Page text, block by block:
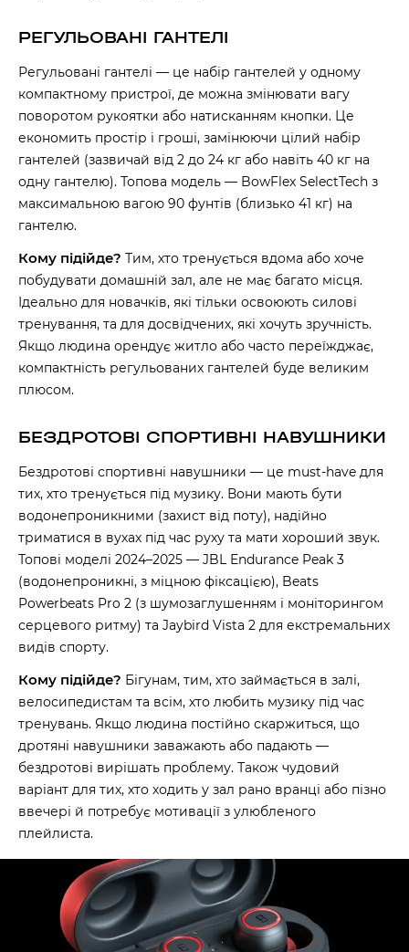
РЕГУЛЬОВАНІ ГАНТЕЛІ
Регульовані гантелі — це набір гантелей у одному
компактному пристрої, де можна змінювати вагу
поворотом рукоятки або натисканням кнопки. Це
економить простір і гроші, замінюючи цілий набір
гантелей (зазвичай від 2 до 24 кг або навіть 40 кг на
одну гантелю). Топова модель — BowFlex SelectTech з
максимальною вагою 90 фунтів (близько 41 кг) на
гантелю.
Кому підійде? Тим, хто тренується вдома або хоче
побудувати домашній зал, але не має багато місця.
Ідеально для новачків, які тільки освоюють силові
тренування, та для досвідчених, які хочуть зручність.
Якщо людина орендує житло або часто переїжджає,
компактність регульованих гантелей буде великим
плюсом.
БЕЗДРОТОВІ СПОРТИВНІ НАВУШНИКИ
Бездротові спортивні навушники — це must-have для
тих, хто тренується під музику. Вони мають бути
водонепроникними (захист від поту), надійно
триматися в вухах під час руху та мати хороший звук.
Топові моделі 2024–2025 — JBL Endurance Peak 3
(водонепроникні, з міцною фіксацією), Beats
Powerbeats Pro 2 (з шумозаглушенням і моніторингом
серцевого ритму) та Jaybird Vista 2 для екстремальних
видів спорту.
Кому підійде? Бігунам, тим, хто займається в залі,
велосипедистам та всім, хто любить музику під час
тренувань. Якщо людина постійно скаржиться, що
дротяні навушники заважають або падають —
бездротові вирішать проблему. Також чудовий
варіант для тих, хто ходить у зал рано вранці або пізно
ввечері й потребує мотивації з улюбленого
плейлиста.